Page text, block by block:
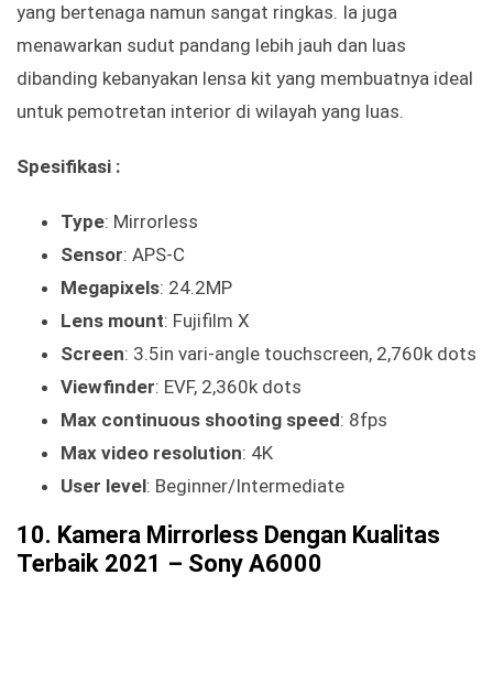
yang bertenaga namun sangat ringkas. Ia juga
menawarkan sudut pandang lebih jauh dan luas
dibanding kebanyakan lensa kit yang membuatnya ideal
untuk pemotretan interior di wilayah yang luas.
Spesifikasi :
Type: Mirrorless
Sensor: APS-C
Megapixels: 24.2MP
Lens mount: Fujifilm X
Screen: 3.5in vari-angle touchscreen, 2,760k dots
Viewfinder: EVF, 2,360k dots
Max continuous shooting speed: 8fps
Max video resolution: 4K
User level: Beginner/Intermediate
10. Kamera Mirrorless Dengan Kualitas
Terbaik 2021 – Sony A6000